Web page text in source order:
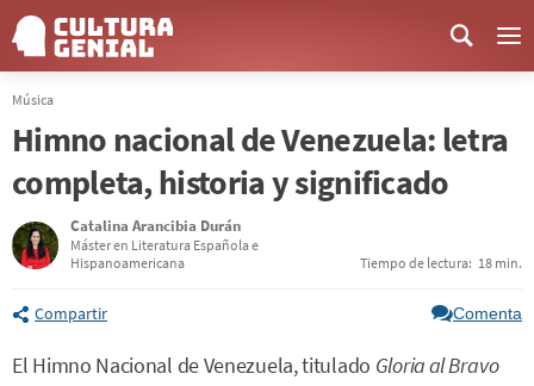
Música
Himno nacional de Venezuela: letra
completa, historia y significado
Catalina Arancibia Durán
Máster en Literatura Española e
Hispanoamericana
Tiempo de lectura: 18 min.
Compartir Comenta
El Himno Nacional de Venezuela, titulado Gloria al Bravo